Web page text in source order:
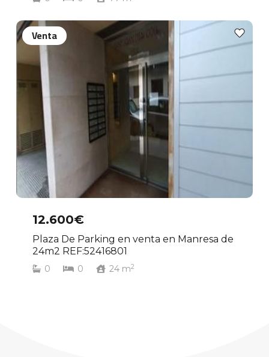
12.600€
Plaza De Parking en venta en Manresa de
24m2 REF:52416801
0 0 24m2
Venta